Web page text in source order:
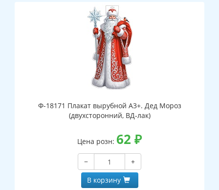
Ф-18171 Плакат вырубной А3+. Дед Мороз
(двухсторонний, ВД-лак)
Цена розн: 62 ₽
−
+
В корзину